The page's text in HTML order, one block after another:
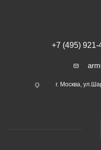
+7 (495) 921-
г. Москва,